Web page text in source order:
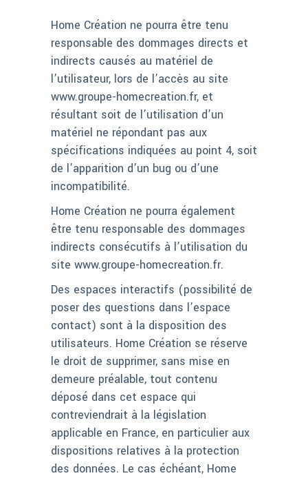
Home Création ne pourra être tenu
responsable des dommages directs et
indirects causés au matériel de
l’utilisateur, lors de l’accès au site
www.groupe-homecreation.fr, et
résultant soit de l’utilisation d’un
matériel ne répondant pas aux
spécifications indiquées au point 4, soit
de l’apparition d’un bug ou d’une
incompatibilité.
Home Création ne pourra également
être tenu responsable des dommages
indirects consécutifs à l’utilisation du
site www.groupe-homecreation.fr.
Des espaces interactifs (possibilité de
poser des questions dans l’espace
contact) sont à la disposition des
utilisateurs. Home Création se réserve
le droit de supprimer, sans mise en
demeure préalable, tout contenu
déposé dans cet espace qui
contreviendrait à la législation
applicable en France, en particulier aux
dispositions relatives à la protection
des données. Le cas échéant, Home